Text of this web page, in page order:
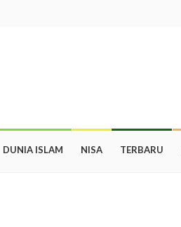
DUNIA ISLAM NISA TERBARU